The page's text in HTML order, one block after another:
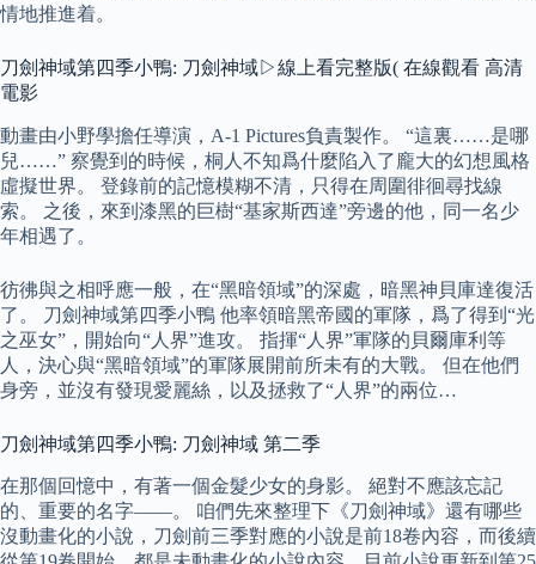
情地推進着。
刀劍神域第四季小鴨: 刀劍神域▷線上看完整版( 在線觀看 高清
電影
動畫由小野學擔任導演，A-1 Pictures負責製作。 “這裏……是哪
兒……” 察覺到的時候，桐人不知爲什麼陷入了龐大的幻想風格
虛擬世界。 登錄前的記憶模糊不清，只得在周圍徘徊尋找線
索。 之後，來到漆黑的巨樹“基家斯西達”旁邊的他，同一名少
年相遇了。
彷彿與之相呼應一般，在“黑暗領域”的深處，暗黑神貝庫達復活
了。 刀劍神域第四季小鴨 他率領暗黑帝國的軍隊，爲了得到“光
之巫女”，開始向“人界”進攻。 指揮“人界”軍隊的貝爾庫利等
人，決心與“黑暗領域”的軍隊展開前所未有的大戰。 但在他們
身旁，並沒有發現愛麗絲，以及拯救了“人界”的兩位…
刀劍神域第四季小鴨: 刀劍神域 第二季
在那個回憶中，有著一個金髮少女的身影。 絕對不應該忘記
的、重要的名字――。 咱們先來整理下《刀劍神域》還有哪些
沒動畫化的小說，刀劍前三季對應的小說是前18卷內容，而後續